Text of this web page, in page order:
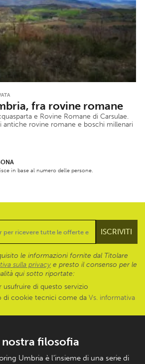
fra rovine romane
e Rovine Romane di Carsulae.
antiche rovine romane e boschi millenari
in base al numero delle persone.
le informazioni fornite dal Titolare
sulla privacy e presto il consenso per le
qui sotto riportate:
usufruire di questo servizio
di cookie tecnici come da Vs. informativa
nostra filosofia
Umbria è l’insieme di una serie di